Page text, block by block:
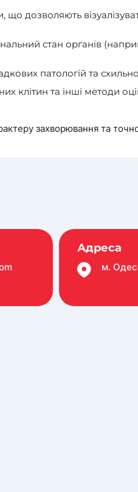
що дозволяють
стан органів
патологій та
клітин та інші методи
захворювання та
Адреса
м.